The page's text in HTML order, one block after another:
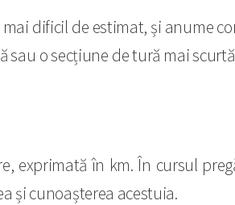
dificil de estimat, și anume
sau o secțiune de tură mai
exprimată în km. În cursul
și cunoașterea acestuia.